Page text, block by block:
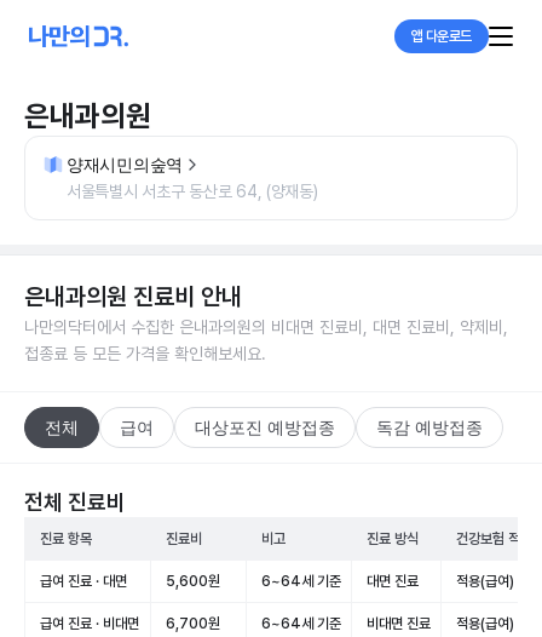
앱 다운로드
은내과의원
양재시민의숲역
서울특별시 서초구 동산로 64, (양재동)
은내과의원 진료비 안내
나만의닥터에서 수집한 은내과의원의 비대면 진료비, 대면 진료비, 약제비,
접종료 등 모든 가격을 확인해보세요.
전체 급여 대상포진 예방접종 독감 예방접종
전체 진료비
진료 항목 진료비 비고 진료 방식 건강보험 적용
급여 진료 · 대면 5,600원 6~64세 기준 대면 진료 적용(급여)
급여 진료 · 비대면 6,700원 6~64세 기준 비대면 진료 적용(급여)